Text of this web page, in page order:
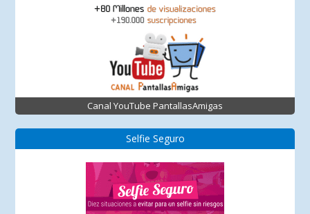
Canal YouTube PantallasAmigas
Selfie Seguro